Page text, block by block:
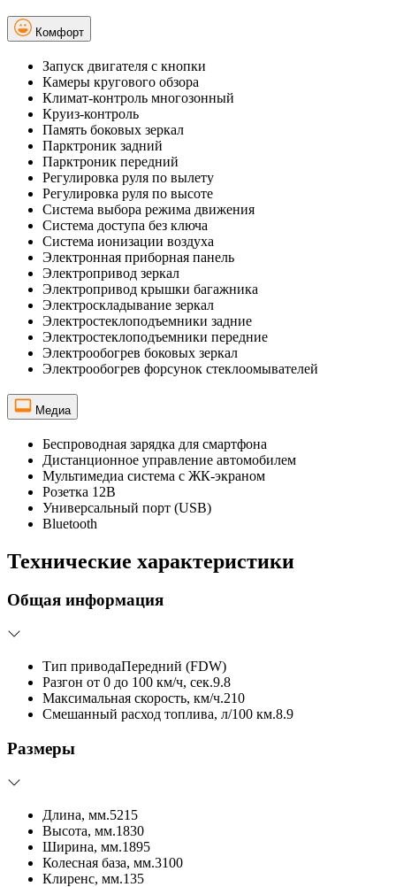
Комфорт
Запуск двигателя с кнопки
Камеры кругового обзора
Климат-контроль многозонный
Круиз-контроль
Память боковых зеркал
Парктроник задний
Парктроник передний
Регулировка руля по вылету
Регулировка руля по высоте
Система выбора режима движения
Система доступа без ключа
Система ионизации воздуха
Электронная приборная панель
Электропривод зеркал
Электропривод крышки багажника
Электроскладывание зеркал
Электростеклоподъемники задние
Электростеклоподъемники передние
Электрообогрев боковых зеркал
Электрообогрев форсунок стеклоомывателей
Медиа
Беспроводная зарядка для смартфона
Дистанционное управление автомобилем
Мультимедиа система с ЖК-экраном
Розетка 12В
Универсальный порт (USB)
Bluetooth
Технические характеристики
Общая информация
Тип приводаПередний (FDW)
Разгон от 0 до 100 км/ч, сек.9.8
Максимальная скорость, км/ч.210
Смешанный расход топлива, л/100 км.8.9
Размеры
Длина, мм.5215
Высота, мм.1830
Ширина, мм.1895
Колесная база, мм.3100
Клиренс, мм.135